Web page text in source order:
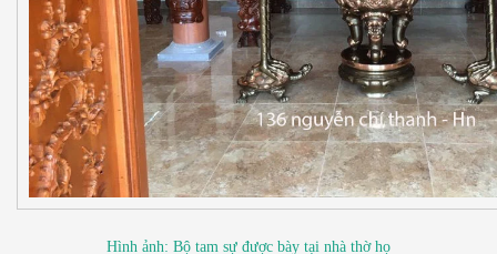
Hình ảnh: Bộ tam sự được bày tại nhà thờ họ